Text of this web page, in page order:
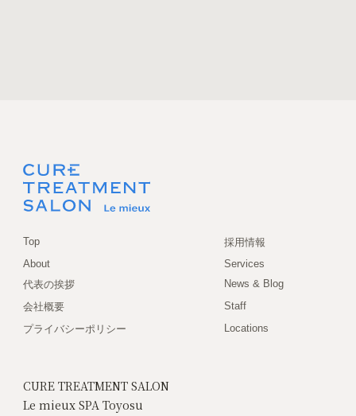
Top
採用情報
About
Services
代表の挨拶
News & Blog
会社概要
Staff
プライバシーポリシー
Locations
CURE TREATMENT SALON
Le mieux SPA Toyosu